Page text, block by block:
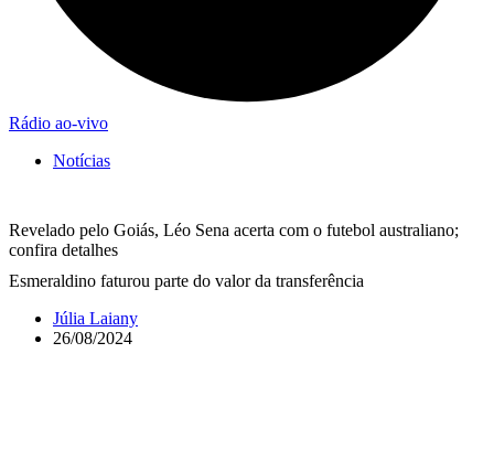
Rádio ao-vivo
Notícias
Revelado pelo Goiás, Léo Sena acerta com o futebol australiano;
confira detalhes
Esmeraldino faturou parte do valor da transferência
Júlia Laiany
26/08/2024